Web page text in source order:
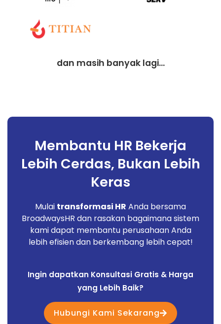
dan masih banyak lagi...
Membantu HR Bekerja
Lebih Cerdas, Bukan Lebih
Keras
Mulai transformasi HR Anda bersama
BroadwaysHR dan rasakan bagaimana sistem
kami dapat membantu perusahaan Anda
lebih efisien dan berkembang lebih cepat!
Ingin dapatkan Konsultasi Gratis & Harga
yang Lebih Baik?
Hubungi Kami Sekarang